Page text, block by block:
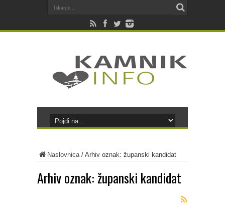
Naslovnica/ Arhiv oznak: županski kandidat
Arhiv oznak:županski kandidat